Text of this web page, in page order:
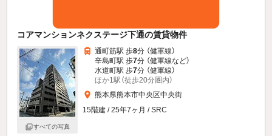
コアマンションネクステージ下通の賃貸物件
すべての写真
通町筋駅 歩8分 （健軍線）
辛島町駅 歩7分 （健軍線など）
水道町駅 歩7分 （健軍線）
ほか1駅（徒歩20分圏内）
熊本県熊本市中央区中央街
15階建 / 25年7ヶ月 / SRC